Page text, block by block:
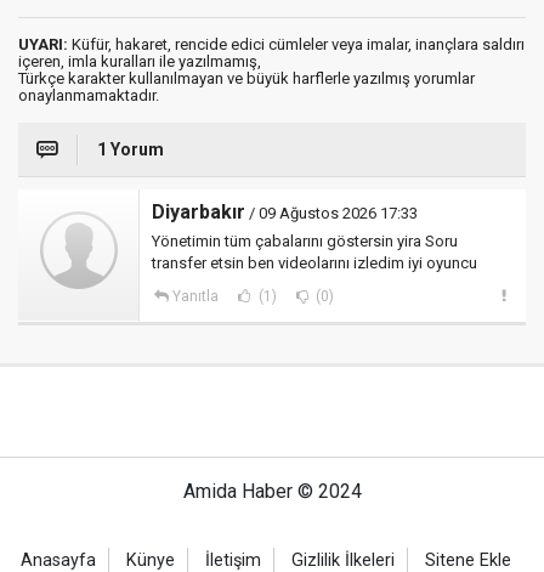
UYARI: Küfür, hakaret, rencide edici cümleler veya imalar, inançlara saldırı
içeren, imla kuralları ile yazılmamış,
Türkçe karakter kullanılmayan ve büyük harflerle yazılmış yorumlar
onaylanmamaktadır.
1 Yorum
Diyarbakır / 09 Ağustos 2026 17:33
Yönetimin tüm çabalarını göstersin yira Soru
transfer etsin ben videolarını izledim iyi oyuncu
Yanıtla (1) (0)
Amida Haber © 2024
Anasayfa Künye İletişim Gizlilik İlkeleri Sitene Ekle